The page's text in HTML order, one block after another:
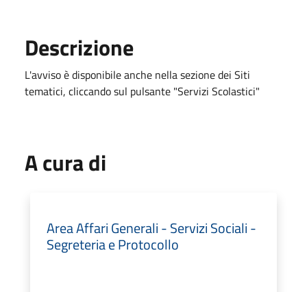
Descrizione
L'avviso è disponibile anche nella sezione dei Siti
tematici, cliccando sul pulsante "Servizi Scolastici"
A cura di
Area Affari Generali - Servizi Sociali -
Segreteria e Protocollo